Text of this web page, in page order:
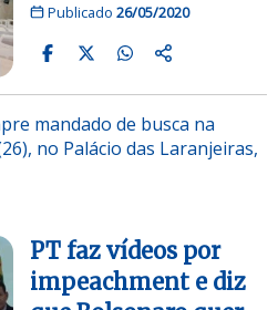
Publicado 26/05/2020
mandado de busca na
no Palácio das Laranjeiras,
PT faz vídeos por
impeachment e diz